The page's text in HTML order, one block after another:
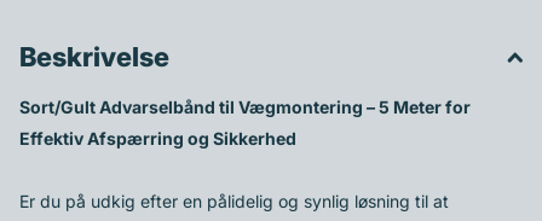
Beskrivelse
Sort/Gult Advarselbånd til Vægmontering – 5 Meter for
Effektiv Afspærring og Sikkerhed
Er du på udkig efter en pålidelig og synlig løsning til at